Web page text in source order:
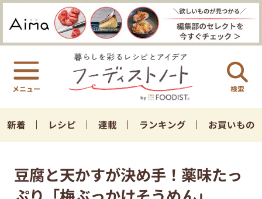
検索
新着 レシピ 連載 ランキング お買いもの
豆腐と天かすが決め手！薬味たっ